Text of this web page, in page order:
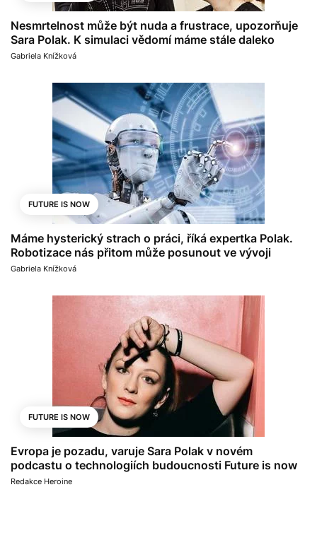
Nesmrtelnost může být nuda a frustrace, upozorňuje
Sara Polak. K simulaci vědomí máme stále daleko
Gabriela Knížková
FUTURE IS NOW
Máme hysterický strach o práci, říká expertka Polak.
Robotizace nás přitom může posunout ve vývoji
Gabriela Knížková
FUTURE IS NOW
Evropa je pozadu, varuje Sara Polak v novém
podcastu o technologiích budoucnosti Future is now
Redakce Heroine